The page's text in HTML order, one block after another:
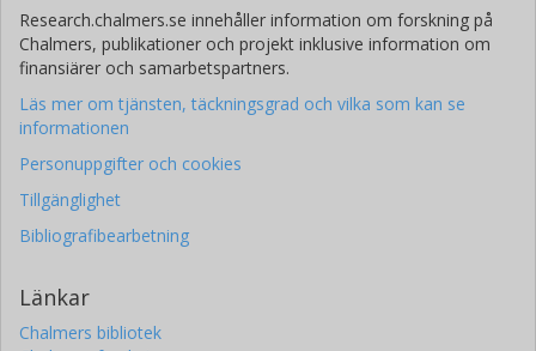
Research.chalmers.se innehåller information om forskning på
Chalmers, publikationer och projekt inklusive information om
finansiärer och samarbetspartners.
Läs mer om tjänsten, täckningsgrad och vilka som kan se
informationen
Personuppgifter och cookies
Tillgänglighet
Bibliografibearbetning
Länkar
Chalmers bibliotek